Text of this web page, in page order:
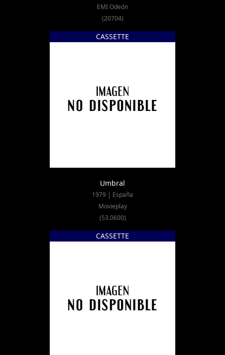
EMI Odeón
(20704)
CASSETTE
Umbral
1979 | España
Movieplay
(53.0600)
CASSETTE